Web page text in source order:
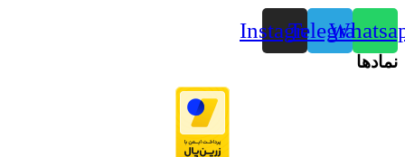
Telegram
Instagram
نمادها